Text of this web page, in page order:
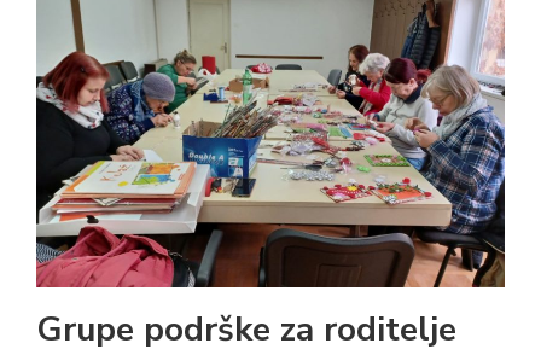
Grupe podrške za roditelje